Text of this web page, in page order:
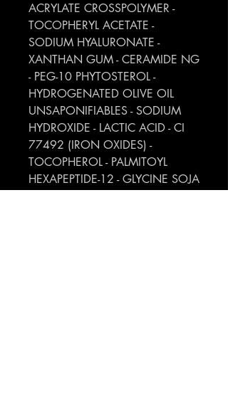
ACRYLATE CROSSPOLYMER -
TOCOPHERYL ACETATE -
SODIUM HYALURONATE -
XANTHAN GUM - CERAMIDE NG
- PEG-10 PHYTOSTEROL -
HYDROGENATED OLIVE OIL
UNSAPONIFIABLES - SODIUM
HYDROXIDE - LACTIC ACID - CI
77492 (IRON OXIDES) -
TOCOPHEROL - PALMITOYL
HEXAPEPTIDE-12 - GLYCINE SOJA